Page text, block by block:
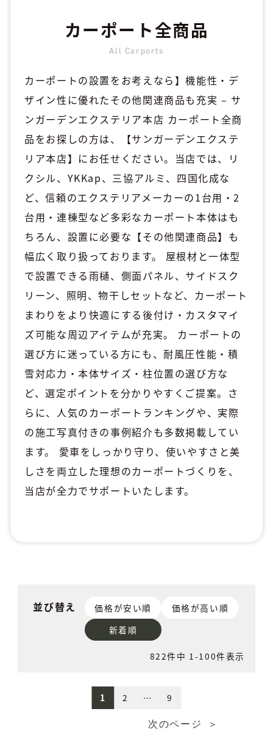
カーポート全商品
All Carports
カーポートの設置をお考えなら】機能性・デ
ザイン性に優れたその他関連商品も充実 – サ
ンガーデンエクステリア本店 カーポート全商
品をお探しの方は、【サンガーデンエクステ
リア本店】にお任せください。当店では、リ
クシル、YKKap、三協アルミ、四国化成な
ど、信頼のエクステリアメーカーの1台用・2
台用・連棟型など多彩なカーポート本体はも
ちろん、設置に必要な【その他関連商品】も
幅広く取り扱っております。 屋根材と一体型
で設置できる雨樋、側面パネル、サイドスク
リーン、照明、物干しセットなど、カーポート
まわりをより快適にする後付け・カスタマイ
ズ可能な周辺アイテムが充実。 カーポートの
選び方に迷っている方にも、耐風圧性能・積
雪対応力・本体サイズ・柱位置の選び方な
ど、選定ポイントを分かりやすくご提案。さ
らに、人気のカーポートランキングや、実際
の施工写真付きの事例紹介も多数掲載してい
ます。 愛車をしっかり守り、使いやすさと美
しさを両立した理想のカーポートづくりを、
当店が全力でサポートいたします。
並び替え 価格が安い順
価格が高い順
新着順
822件中 1 -100件表示
1 2 … 9